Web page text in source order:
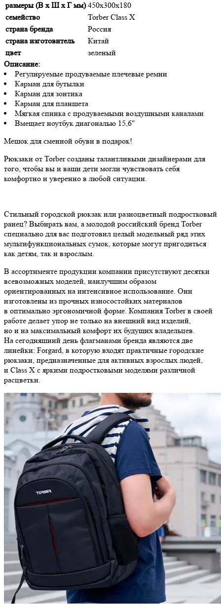
размеры (В х Ш х Г мм) 450х300х180
семейство
Torber Class X
страна бренда
Россия
страна изготовитель
Китай
цвет
зеленый
Описание:
Регулируемые продуваемые плечевые ремни
Карман для бутылки
Карман для зонтика
Карман для планшета
Мягкая спинка с продуваемыми воздушными каналами
Вмещает ноутбук диагональю 15,6"
Мешок для сменной обуви в подарок!
Рюкзаки от Torber созданы талантливыми дизайнерами для
того, чтобы вы и ваши дети могли чувствовать себя
комфортно и уверенно в любой ситуации.
Стильный городской рюкзак или разноцветный подростковый
ранец? Выбирать вам, а молодой российский бренд Torber
специально для вас подготовил целый модельный ряд этих
мультифункциональных сумок, которые могут пригодиться
как детям, так и взрослым.
В ассортименте продукции компании присутствуют десятки
всевозможных моделей, наилучшим образом
ориентированных на интенсивное использование. Они
изготовлены из прочных износостойких материалов
в оптимально эргономичной форме. Компания Torber в своей
работе делает упор не только на внешний вид изделий,
но и на максимальный комфорт их будущих владельцев.
На сегодняшний день флагманами бренда являются две
линейки: Forgard, в которую входят практичные городские
рюкзаки, предназначенные для активных взрослых людей,
и Class X с яркими подростковыми моделями различной
расцветки.